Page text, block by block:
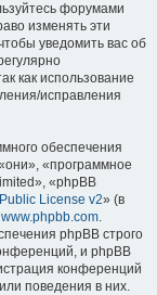
форумами
изменять эти
уведомить вас об
как использование
исправления
обеспечения
«программное
«phpBB
License v2» (в
www.phpbb.com.
phpBB строго
и phpBB
конференций
поведения в них.